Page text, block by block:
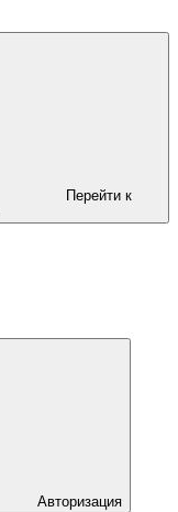
Перейти к
Авторизация